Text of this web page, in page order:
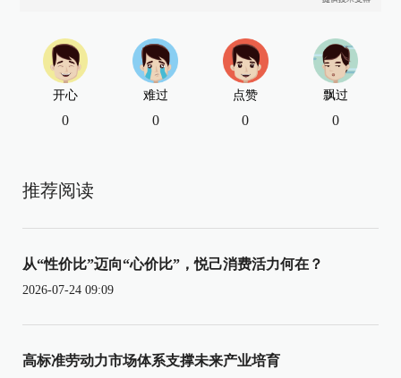
开心
0
难过
0
点赞
0
飘过
0
推荐阅读
从“性价比”迈向“心价比”，悦己消费活力何在？
2026-07-24 09:09
高标准劳动力市场体系支撑未来产业培育